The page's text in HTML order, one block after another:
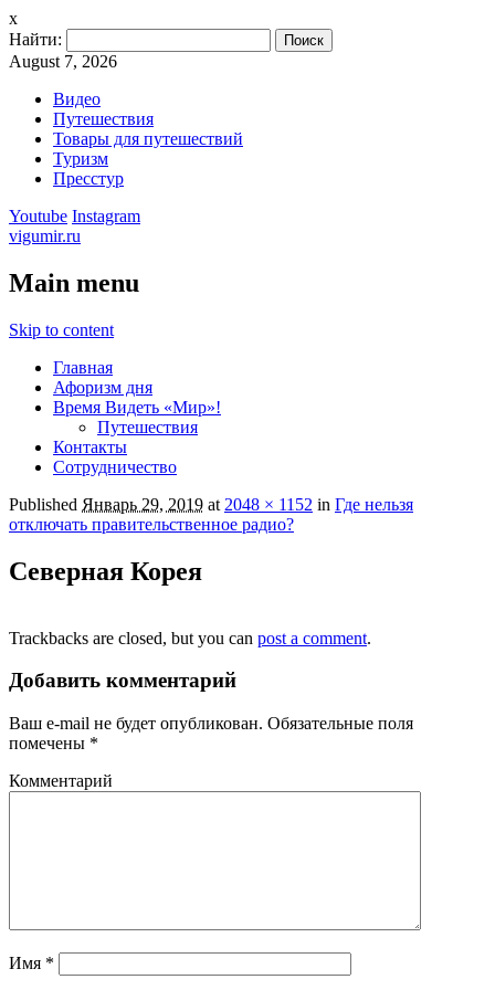
x
Найти:
August 7, 2026
Видео
Путешествия
Товары для путешествий
Туризм
Пресстур
Youtube Instagram
vigumir.ru
Main menu
Skip to content
Главная
Афоризм дня
Время Видеть «Мир»!
Путешествия
Контакты
Сотрудничество
Published Январь 29, 2019 at 2048 × 1152 in Где нельзя
отключать правительственное радио?
Северная Корея
Trackbacks are closed, but you can post a comment.
Добавить комментарий
Ваш e-mail не будет опубликован. Обязательные поля
помечены *
Комментарий
Имя *